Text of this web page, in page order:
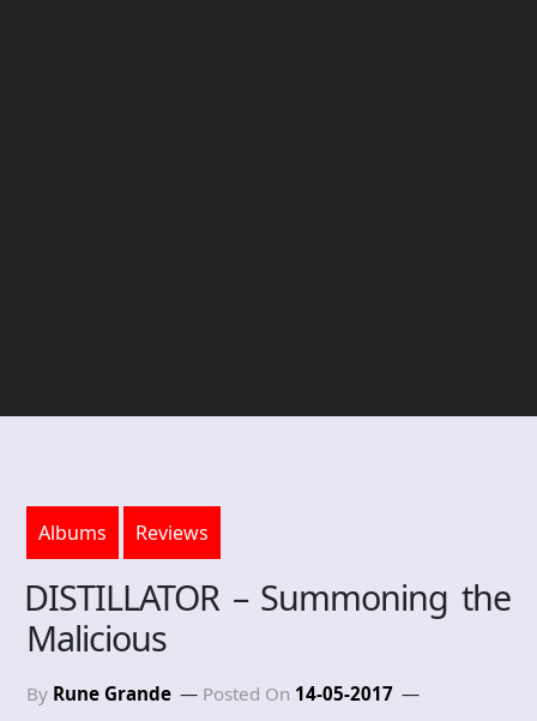
Albums Reviews
DISTILLATOR – Summoning the
Malicious
By Rune Grande Posted On 14-05-2017